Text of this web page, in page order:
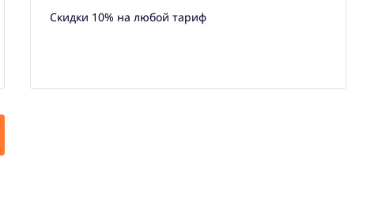
Скидки 10% на любой тариф